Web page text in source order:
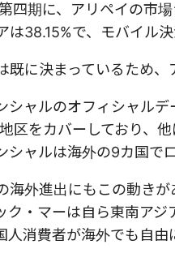
四期に、アリペイの市
は38.15%で、モバイル
既に決まっているため
シャルのオフィシャル
区をカバーしており、
シャルは海外の9カ国で
海外進出にもこの動き
ク・マーは自ら東南ア
人消費者が海外でも自由